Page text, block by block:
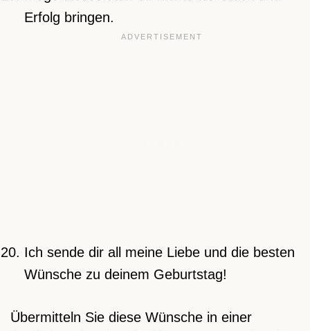
Erfolg bringen.
Ich sende dir all meine Liebe und die besten
Wünsche zu deinem Geburtstag!
Übermitteln Sie diese Wünsche in einer